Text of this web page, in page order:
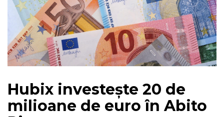
Hubix investește 20 de
milioane de euro în Abito